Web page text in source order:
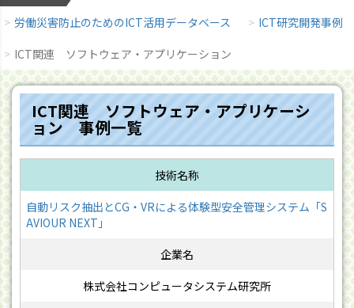
労働災害防止のためのICT活用データベース
ICT研究開発事例
ICT関連 ソフトウェア・アプリケーション
ICT関連 ソフトウェア・アプリケーシ
ョン 事例一覧
自動リスク抽出とCG・VRによる体験型安全管理システム「S
AVIOUR NEXT」
株式会社コンピュータシステム研究所